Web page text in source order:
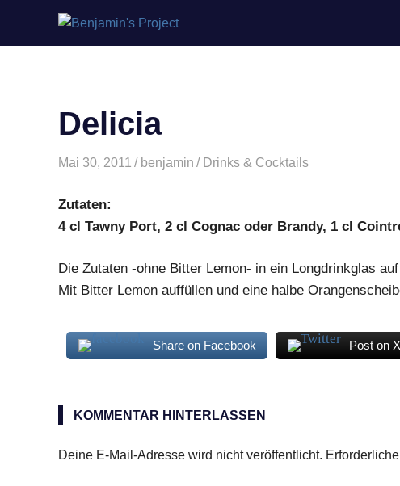
Delicia
Mai 30, 2011 benjamin Drinks & Cocktails
Zutaten:
4 cl Tawny Port, 2 cl Cognac oder Brandy, 1 cl
Die Zutaten -ohne Bitter Lemon- in ein Longdrinkglas
Mit Bitter Lemon auffüllen und eine halbe
Share on Facebook Post on X
KOMMENTAR HINTERLASSEN
Deine E-Mail-Adresse wird nicht veröffentlicht.